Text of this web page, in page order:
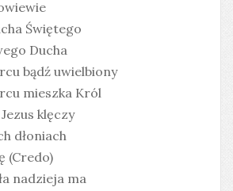
Świętego
Ducha
bądź uwielbiony
mieszka Król
klęczy
dłoniach
(Credo)
nadzieja ma